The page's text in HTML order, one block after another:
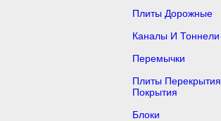
Плиты Дорожные
Каналы И Тоннели
Перемычки
Плиты Перекрытия,
Покрытия
Блоки